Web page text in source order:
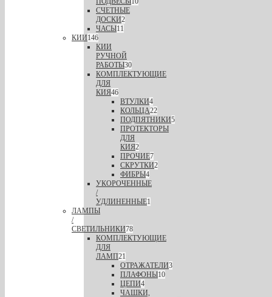
СЧЕТНЫЕ
ДОСКИ2
ЧАСЫ11
КИИ146
КИИ
РУЧНОЙ
РАБОТЫ30
КОМПЛЕКТУЮЩИЕ
ДЛЯ
КИЯ46
ВТУЛКИ4
КОЛЬЦА22
ПОДПЯТНИКИ5
ПРОТЕКТОРЫ
ДЛЯ
КИЯ2
ПРОЧИЕ7
СКРУТКИ2
ФИБРЫ4
УКОРОЧЕННЫЕ
/
УДЛИНЕННЫЕ1
ЛАМПЫ
/
СВЕТИЛЬНИКИ78
КОМПЛЕКТУЮЩИЕ
ДЛЯ
ЛАМП21
ОТРАЖАТЕЛИ3
ПЛАФОНЫ10
ЦЕПИ4
ЧАШКИ,